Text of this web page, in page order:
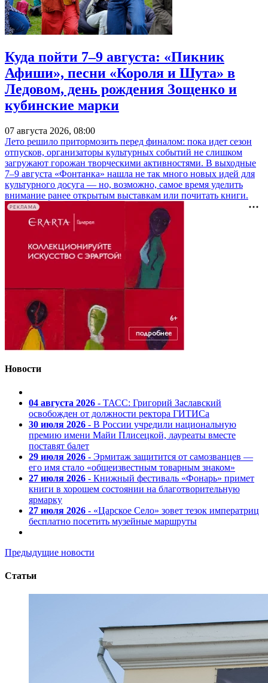
Куда пойти 7–9 августа: «Пикник
Афиши», песни «Короля и Шута» в
Ледовом, день рождения Зощенко и
кубинские марки
07 августа 2026, 08:00
Лето решило притормозить перед финалом: пока идет сезон
отпусков, организаторы культурных событий не слишком
загружают горожан творческими активностями. В выходные
7–9 августа «Фонтанка» нашла не так много новых идей для
культурного досуга — но, возможно, самое время уделить
внимание ранее открытым выставкам или почитать книги.
РЕКЛАМА
Новости
04 августа 2026 - ТАСС: Григорий Заславский
освобожден от должности ректора ГИТИСа
30 июля 2026 - В России учредили национальную
премию имени Майи Плисецкой, лауреаты вместе
поставят балет
29 июля 2026 - Эрмитаж защитится от самозванцев —
его имя стало «общеизвестным товарным знаком»
27 июля 2026 - Книжный фестиваль «Фонарь» примет
книги в хорошем состоянии на благотворительную
ярмарку
27 июля 2026 - «Царское Село» зовет тезок императриц
бесплатно посетить музейные маршруты
Предыдущие новости
Статьи